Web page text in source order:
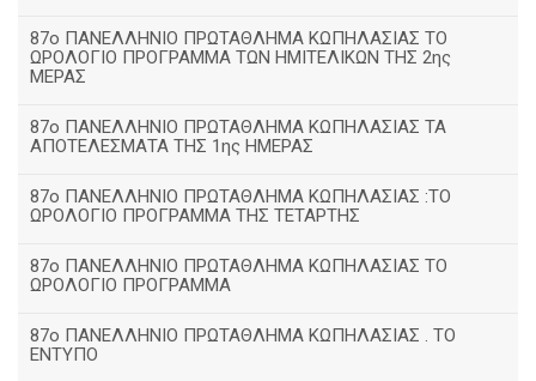
87ο ΠΑΝΕΛΛΗΝΙΟ ΠΡΩΤΑΘΛΗΜΑ ΚΩΠΗΛΑΣΙΑΣ ΤΟ
ΩΡΟΛΟΓΙΟ ΠΡΟΓΡΑΜΜΑ ΤΩΝ ΗΜΙΤΕΛΙΚΩΝ ΤΗΣ 2ης
ΜΕΡΑΣ
87ο ΠΑΝΕΛΛΗΝΙΟ ΠΡΩΤΑΘΛΗΜΑ ΚΩΠΗΛΑΣΙΑΣ ΤΑ
ΑΠΟΤΕΛΕΣΜΑΤΑ ΤΗΣ 1ης ΗΜΕΡΑΣ
87ο ΠΑΝΕΛΛΗΝΙΟ ΠΡΩΤΑΘΛΗΜΑ ΚΩΠΗΛΑΣΙΑΣ :ΤΟ
ΩΡΟΛΟΓΙΟ ΠΡΟΓΡΑΜΜΑ ΤΗΣ ΤΕΤΑΡΤΗΣ
87ο ΠΑΝΕΛΛΗΝΙΟ ΠΡΩΤΑΘΛΗΜΑ ΚΩΠΗΛΑΣΙΑΣ ΤΟ
ΩΡΟΛΟΓΙΟ ΠΡΟΓΡΑΜΜΑ
87ο ΠΑΝΕΛΛΗΝΙΟ ΠΡΩΤΑΘΛΗΜΑ ΚΩΠΗΛΑΣΙΑΣ . ΤΟ
ΕΝΤΥΠΟ